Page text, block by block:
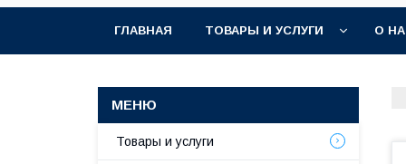
ГЛАВНАЯ ТОВАРЫ И УСЛУГИ О
Товары и услуги